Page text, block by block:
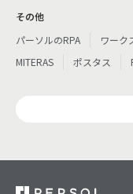
その他
パーソルのRPA
ワーク
MITERAS
ポスタス